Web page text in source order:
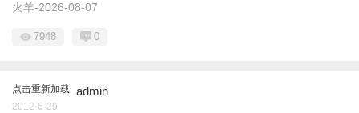
火羊-2026-08-07
7948 0
点击重新加载 admin
2012-6-29